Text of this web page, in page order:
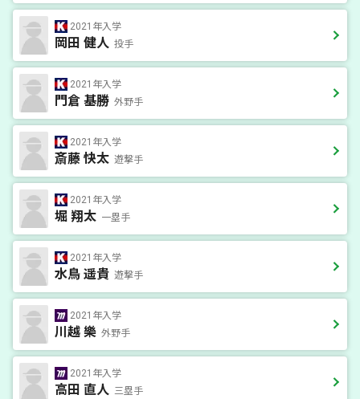
2021年入学
岡田 健人 投手
2021年入学
門倉 基勝 外野手
2021年入学
斎藤 快太 遊撃手
2021年入学
堀 翔太 一塁手
2021年入学
水鳥 遥貴 遊撃手
2021年入学
川越 樂 外野手
2021年入学
高田 直人 三塁手